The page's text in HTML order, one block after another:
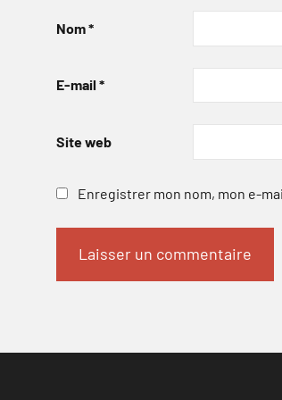
Nom*
E-mail *
Site web
Enregistrer mon nom, mon e-